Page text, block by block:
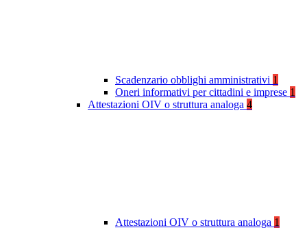
Scadenzario obblighi amministrativi 1
Oneri informativi per cittadini e imprese 1
Attestazioni OIV o struttura analoga 4
Attestazioni OIV o struttura analoga 1